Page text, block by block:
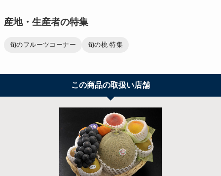
産地・生産者の特集
旬のフルーツコーナー 旬の桃 特集
この商品の取扱い店舗